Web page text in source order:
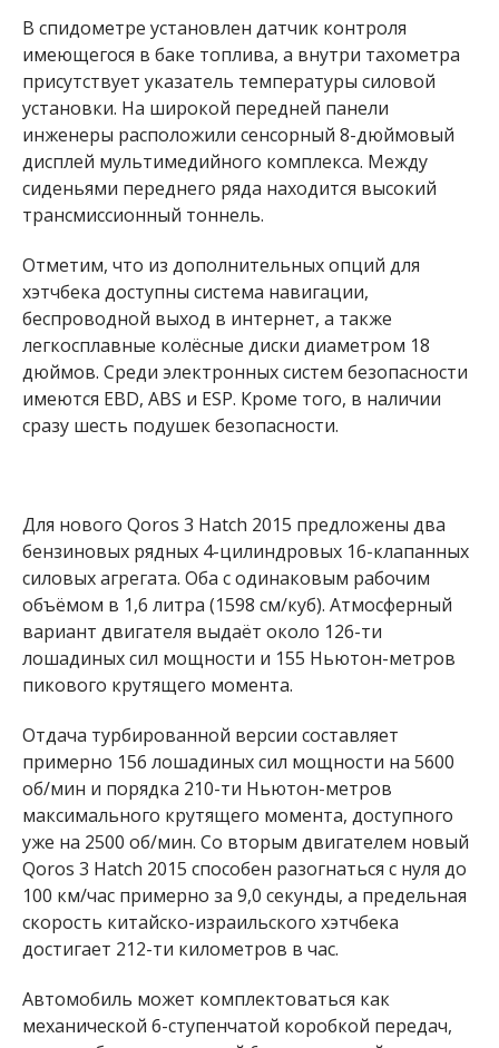
В спидометре установлен датчик контроля
имеющегося в баке топлива, а внутри тахометра
присутствует указатель температуры силовой
установки. На широкой передней панели
инженеры расположили сенсорный 8-дюймовый
дисплей мультимедийного комплекса. Между
сиденьями переднего ряда находится высокий
трансмиссионный тоннель.
Отметим, что из дополнительных опций для
хэтчбека доступны система навигации,
беспроводной выход в интернет, а также
легкосплавные колёсные диски диаметром 18
дюймов. Среди электронных систем безопасности
имеются EBD, ABS и ESP. Кроме того, в наличии
сразу шесть подушек безопасности.
Для нового Qoros 3 Hatch 2015 предложены два
бензиновых рядных 4-цилиндровых 16-клапанных
силовых агрегата. Оба с одинаковым рабочим
объёмом в 1,6 литра (1598 см/куб). Атмосферный
вариант двигателя выдаёт около 126-ти
лошадиных сил мощности и 155 Ньютон-метров
пикового крутящего момента.
Отдача турбированной версии составляет
примерно 156 лошадиных сил мощности на 5600
об/мин и порядка 210-ти Ньютон-метров
максимального крутящего момента, доступного
уже на 2500 об/мин. Со вторым двигателем новый
Qoros 3 Hatch 2015 способен разогнаться с нуля до
100 км/час примерно за 9,0 секунды, а предельная
скорость китайско-израильского хэтчбека
достигает 212-ти километров в час.
Автомобиль может комплектоваться как
механической 6-ступенчатой коробкой передач,